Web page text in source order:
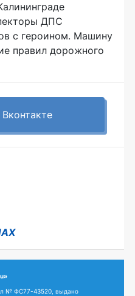
ДПС
с героином. Машину
правил дорожного
№ ФС77-43520, выдано